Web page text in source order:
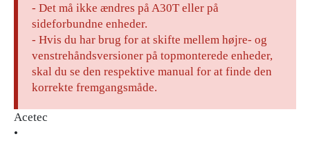
- Det må ikke ændres på A30T eller på
sideforbundne enheder.
- Hvis du har brug for at skifte mellem højre- og
venstrehåndsversioner på topmonterede enheder,
skal du se den respektive manual for at finde den
korrekte fremgangsmåde.
Acetec
•